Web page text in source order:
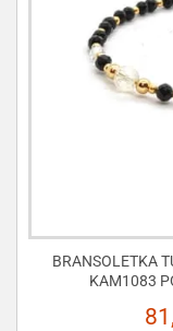
BRANSOLETKA
KAM1083